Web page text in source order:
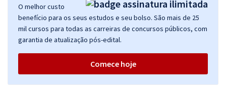
O melhor custo
benefício para os seus estudos e seu bolso. São mais de 25
mil cursos para todas as carreiras de concursos públicos, com
garantia de atualização pós-edital.
Comece hoje